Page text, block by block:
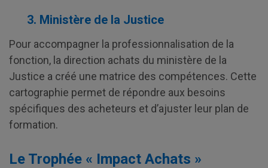
3. Ministère de la Justice
Pour accompagner la professionnalisation de la
fonction, la direction achats du ministère de la
Justice a créé une matrice des compétences. Cette
cartographie permet de répondre aux besoins
spécifiques des acheteurs et d’ajuster leur plan de
formation.
Le Trophée « Impact Achats »